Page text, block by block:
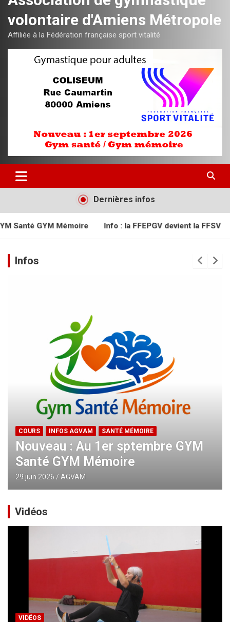
volontaire d'Amiens Métropole
Affiliée à la Fédération française sport vitalité
Dernières infos
Mémoire Info : la FFEPGV devient la FFSV Semaine
Infos
COURS INFOS AGVAM SANTÉ MÉMOIRE
Nouveau : Au 1er sptembre GYM
Santé GYM Mémoire
29 juin 2026 AGVAM
Vidéos
VIDÉOS